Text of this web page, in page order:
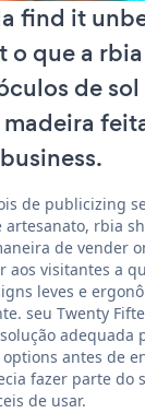
find it
o que a
de
de publicizing
artesanato, rbia
de vender
aos visitantes a
leves e
seu Twenty
adequada
antes de
fazer parte do
de usar.